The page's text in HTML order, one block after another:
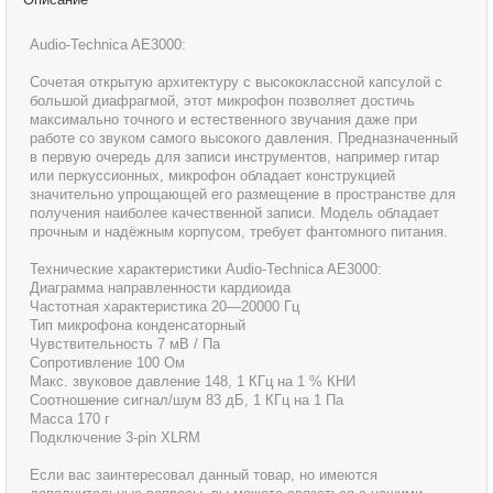
Audio-Technica AE3000:
Сочетая открытую архитектуру с высококлассной капсулой с
большой диафрагмой, этот микрофон позволяет достичь
максимально точного и естественного звучания даже при
работе со звуком самого высокого давления. Предназначенный
в первую очередь для записи инструментов, например гитар
или перкуссионных, микрофон обладает конструкцией
значительно упрощающей его размещение в пространстве для
получения наиболее качественной записи. Модель обладает
прочным и надёжным корпусом, требует фантомного питания.
Технические характеристики Audio-Technica AE3000:
Диаграмма направленности кардиоида
Частотная характеристика 20—20000 Гц
Тип микрофона конденсаторный
Чувствительность 7 мВ / Па
Сопротивление 100 Ом
Макс. звуковое давление 148, 1 КГц на 1 % КНИ
Соотношение сигнал/шум 83 дБ, 1 КГц на 1 Па
Масса 170 г
Подключение 3-pin XLRM
Если вас заинтересовал данный товар, но имеются